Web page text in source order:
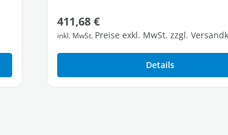
Regulärer Preis:
411,68 €
inkl. MwSt. Preise exkl. MwSt. zzgl.
Details